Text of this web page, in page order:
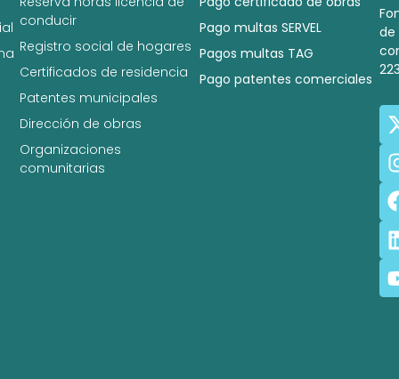
Pago multas SERVEL
Pagos multas TAG
Pago patentes comerciales
conducir
Registro social de hogares
Certificados de residencia
Patentes municipales
Dirección de obras
Organizaciones
comunitarias
de